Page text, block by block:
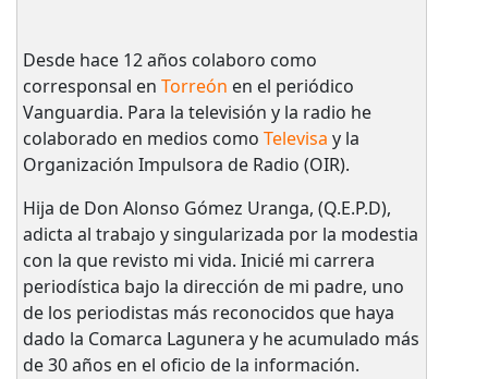
Desde hace 12 años colaboro como
corresponsal en Torreón en el periódico
Vanguardia. Para la televisión y la radio he
colaborado en medios como Televisa y la
Organización Impulsora de Radio (OIR).
Hija de Don Alonso Gómez Uranga, (Q.E.P.D),
adicta al trabajo y singularizada por la modestia
con la que revisto mi vida. Inicié mi carrera
periodística bajo la dirección de mi padre, uno
de los periodistas más reconocidos que haya
dado la Comarca Lagunera y he acumulado más
de 30 años en el oficio de la información.